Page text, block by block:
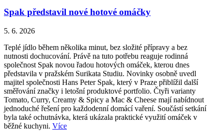
Spak představil nové hotové omáčky
5. 6. 2026
Teplé jídlo během několika minut, bez složité přípravy a bez
nutnosti dochucování. Právě na tuto potřebu reaguje rodinná
společnost Spak novou řadou hotových omáček, kterou dnes
představila v pražském Surikata Studiu. Novinky osobně uvedl
majitel společnosti Hans Peter Spak, který v Praze přiblížil další
směřování značky i letošní produktové portfolio. Čtyři varianty
Tomato, Curry, Creamy & Spicy a Mac & Cheese mají nabídnout
jednoduché řešení pro každodenní domácí vaření. Součástí setkání
byla také ochutnávka, která ukázala praktické využití omáček v
běžné kuchyni. Více